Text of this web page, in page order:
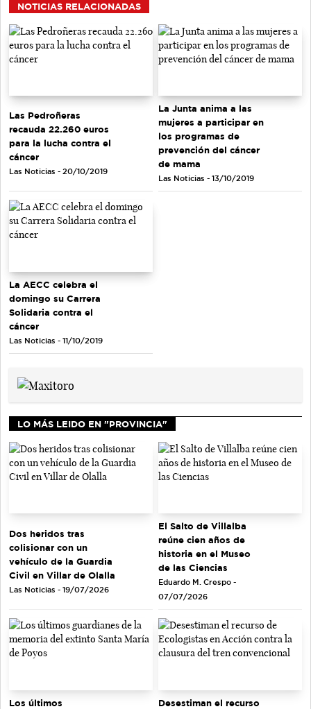
NOTICIAS RELACIONADAS
Las Pedroñeras
recauda 22.260 euros
para la lucha contra el
cáncer
Las Noticias - 20/10/2019
La Junta anima a las
mujeres a participar en
los programas de
prevención del cáncer
de mama
Las Noticias - 13/10/2019
La AECC celebra el
domingo su Carrera
Solidaria contra el
cáncer
Las Noticias - 11/10/2019
LO MÁS LEIDO EN "PROVINCIA"
Dos heridos tras
colisionar con un
vehículo de la Guardia
Civil en Villar de Olalla
Las Noticias - 19/07/2026
El Salto de Villalba
reúne cien años de
historia en el Museo
de las Ciencias
Eduardo M. Crespo -
07/07/2026
Los últimos
Desestiman el recurso